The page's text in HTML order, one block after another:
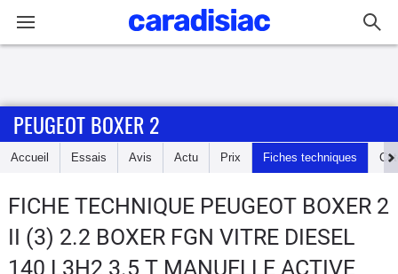
Accueil
Essais
Guide
PEUGEOT BOXER 2
Accueil Essais Avis Actu Prix Fiches techniques
FICHE TECHNIQUE PEUGEOT BOXER 2
II (3) 2.2 BOXER FGN VITRE DIESEL
140 L3H2 3.5 T MANUELLE ACTIVE